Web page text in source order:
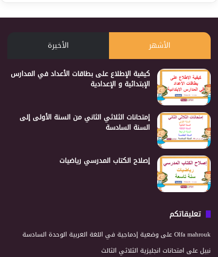
الأشهر الأخيرة
كيفية الإطلاع على بطاقات الأعداد في المدارس
الإبتدائية و الإعدادية
إمتحانات الثلاثي الثاني من السنة الأولى إلى
السنة السادسة
إصلاح الكتاب المدرسي رياضيات
تعليقاتكم
Olfa mahroukعلى وضعية إدماجية في اللغة العربية الوحدة السادسة
نبيلعلى امتحانات انجليزية الثلاثي الثالث